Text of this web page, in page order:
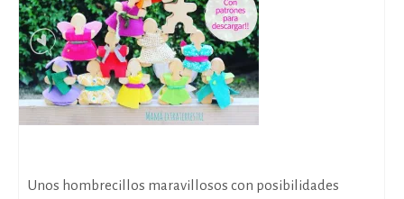
Unos hombrecillos maravillosos con posibilidades